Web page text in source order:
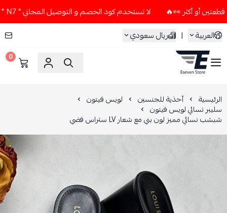
لا تستخدم كود الخصم و التوصيل المجاني " N7 " إلا إذا طلبت قطعتين أو أكثر 👀🔥
العربية
| ريال سعودي
ESEVEN STORE
0
الرئيسية أحذية للجنسين لويس فيتون
سليبر نسائي لويس فيتون
شبشب نسائي مميز لون بني مع شعار LV ستراس فضي